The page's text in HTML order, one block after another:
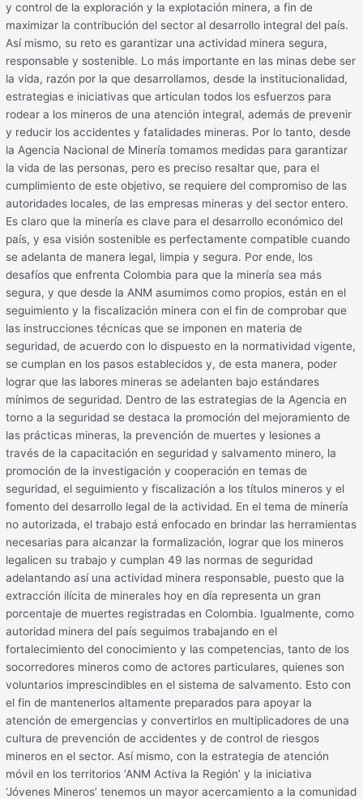
y control de la exploración y la explotación minera, a fin de
maximizar la contribución del sector al desarrollo integral del país.
Así mismo, su reto es garantizar una actividad minera segura,
responsable y sostenible. Lo más importante en las minas debe ser
la vida, razón por la que desarrollamos, desde la institucionalidad,
estrategias e iniciativas que articulan todos los esfuerzos para
rodear a los mineros de una atención integral, además de prevenir
y reducir los accidentes y fatalidades mineras. Por lo tanto, desde
la Agencia Nacional de Minería tomamos medidas para garantizar
la vida de las personas, pero es preciso resaltar que, para el
cumplimiento de este objetivo, se requiere del compromiso de las
autoridades locales, de las empresas mineras y del sector entero.
Es claro que la minería es clave para el desarrollo económico del
país, y esa visión sostenible es perfectamente compatible cuando
se adelanta de manera legal, limpia y segura. Por ende, los
desafíos que enfrenta Colombia para que la minería sea más
segura, y que desde la ANM asumimos como propios, están en el
seguimiento y la fiscalización minera con el fin de comprobar que
las instrucciones técnicas que se imponen en materia de
seguridad, de acuerdo con lo dispuesto en la normatividad vigente,
se cumplan en los pasos establecidos y, de esta manera, poder
lograr que las labores mineras se adelanten bajo estándares
mínimos de seguridad. Dentro de las estrategias de la Agencia en
torno a la seguridad se destaca la promoción del mejoramiento de
las prácticas mineras, la prevención de muertes y lesiones a
través de la capacitación en seguridad y salvamento minero, la
promoción de la investigación y cooperación en temas de
seguridad, el seguimiento y fiscalización a los títulos mineros y el
fomento del desarrollo legal de la actividad. En el tema de minería
no autorizada, el trabajo está enfocado en brindar las herramientas
necesarias para alcanzar la formalización, lograr que los mineros
legalicen su trabajo y cumplan 49 las normas de seguridad
adelantando así una actividad minera responsable, puesto que la
extracción ilícita de minerales hoy en día representa un gran
porcentaje de muertes registradas en Colombia. Igualmente, como
autoridad minera del país seguimos trabajando en el
fortalecimiento del conocimiento y las competencias, tanto de los
socorredores mineros como de actores particulares, quienes son
voluntarios imprescindibles en el sistema de salvamento. Esto con
el fin de mantenerlos altamente preparados para apoyar la
atención de emergencias y convertirlos en multiplicadores de una
cultura de prevención de accidentes y de control de riesgos
mineros en el sector. Así mismo, con la estrategia de atención
móvil en los territorios ‘ANM Activa la Región’ y la iniciativa
‘Jóvenes Mineros’ tenemos un mayor acercamiento a la comunidad